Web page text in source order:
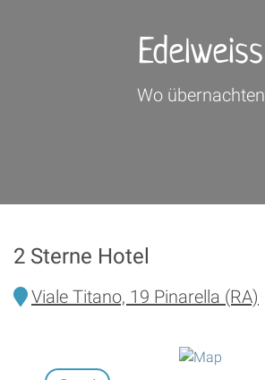
Tagliata
Edelweiss
Wo übernachten
2 Sterne Hotel
Viale Titano, 19 Pinarella (RA)